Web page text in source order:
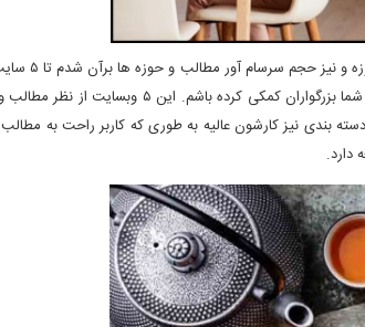
در این مطلب با توجه با احساس نیاز به
مطمئن در حوزه آشپزی و خانواده به شما کاربران گرامی معرفی کنم. امیدوارم با این کار به شما بزرگواران کمکی
بندی نیز کارشون عالیه به طوری که کاربر راحت به مطالب
دارد.